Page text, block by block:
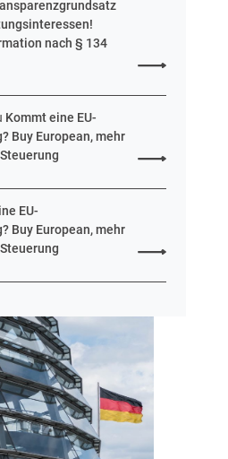
nach § 134
Kommt eine EU-
Buy European, mehr
EU-
Buy European, mehr